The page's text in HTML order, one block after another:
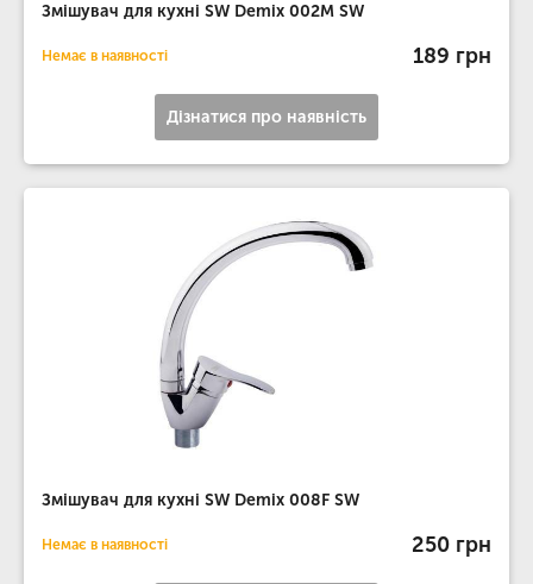
Змішувач для кухні SW Demix 002М SW
Немає в наявності 189 грн
Дізнатися про наявність
Змішувач для кухні SW Demix 008F SW
Немає в наявності 250 грн